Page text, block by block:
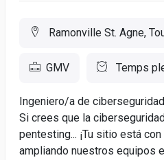
Ramonville St. Agne,
GMV Temps
Ingeniero/a de
Si crees que la
pentesting... ¡Tu sitio está
ampliando nuestros equipos